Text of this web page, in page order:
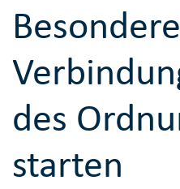
Besondere
des
starten